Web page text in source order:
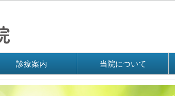
診療案内 当院について